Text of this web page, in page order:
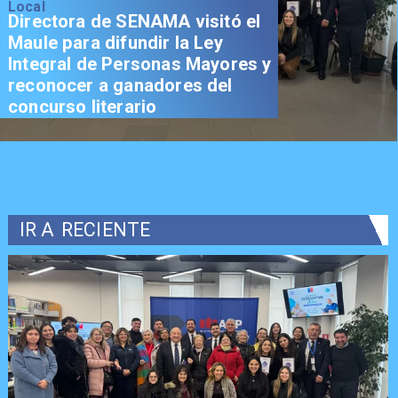
Local
Directora de SENAMA visitó el
Maule para difundir la Ley
Integral de Personas Mayores y
reconocer a ganadores del
concurso literario
IR A RECIENTE